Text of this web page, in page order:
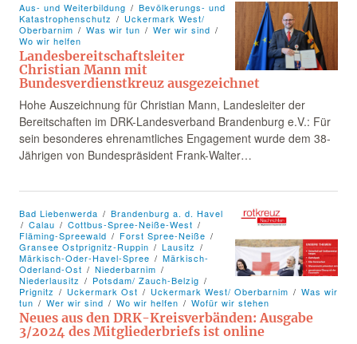
Aus- und Weiterbildung
Bevölkerungs- und
Katastrophenschutz
Uckermark West/
Oberbarnim
Was wir tun
Wer wir sind
Wo wir helfen
Landesbereitschaftsleiter
Christian Mann mit
Bundesverdienstkreuz ausgezeichnet
Hohe Auszeichnung für Christian Mann, Landesleiter der
Bereitschaften im DRK-Landesverband Brandenburg e.V.: Für
sein besonderes ehrenamtliches Engagement wurde dem 38-
Jährigen von Bundespräsident Frank-Walter…
Bad Liebenwerda
Brandenburg a. d. Havel
Calau
Cottbus-Spree-Neiße-West
Fläming-Spreewald
Forst Spree-Neiße
Gransee Ostprignitz-Ruppin
Lausitz
Märkisch-Oder-Havel-Spree
Märkisch-
Oderland-Ost
Niederbarnim
Niederlausitz
Potsdam/ Zauch-Belzig
Prignitz
Uckermark Ost Uckermark West/ Oberbarnim
Was wir
tun
Wer wir sind Wo wir helfen Wofür wir stehen
Neues aus den DRK-Kreisverbänden: Ausgabe
3/2024 des Mitgliederbriefs ist online